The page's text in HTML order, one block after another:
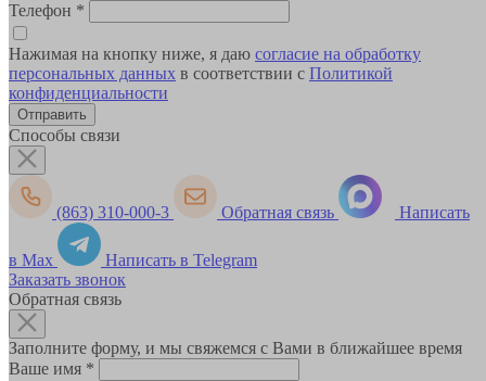
Телефон *
Нажимая на кнопку ниже, я даю согласие на обработку
персональных данных в соответствии с Политикой
конфиденциальности
Способы связи
(863) 310-000-3 Обратная связь Написать
в Max
Написать в Telegram
Заказать звонок
Обратная связь
Заполните форму, и мы свяжемся с Вами в ближайшее время
Ваше имя *